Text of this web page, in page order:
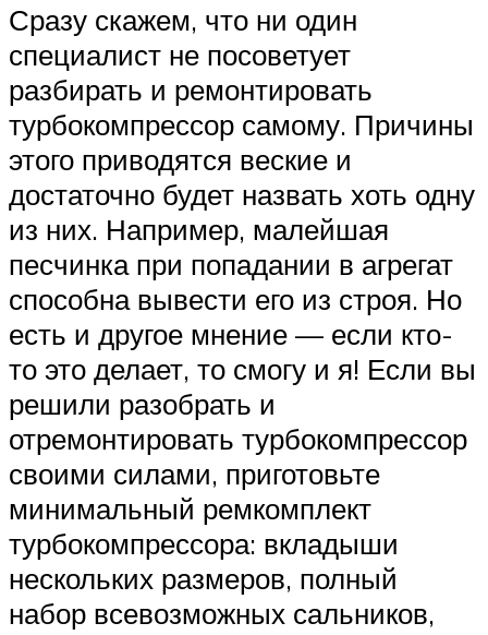
Сразу скажем, что ни один
специалист не посоветует
разбирать и ремонтировать
турбокомпрессор самому. Причины
этого приводятся веские и
достаточно будет назвать хоть одну
из них. Например, малейшая
песчинка при попадании в агрегат
способна вывести его из строя. Но
есть и другое мнение — если кто-
то это делает, то смогу и я! Если вы
решили разобрать и
отремонтировать турбокомпрессор
своими силами, приготовьте
минимальный ремкомплект
турбокомпрессора: вкладыши
нескольких размеров, полный
набор всевозможных сальников,